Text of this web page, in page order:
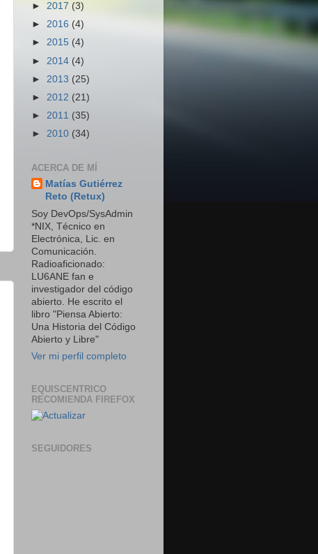
► 2017 (3)
► 2016 (4)
► 2015 (4)
► 2014 (4)
► 2013 (25)
► 2012 (21)
► 2011 (35)
► 2010 (34)
ACERCA DE MÍ
Matías Gutiérrez
Reto (Retux)
Soy DevOps/SysAdmin
*NIX, Técnico en
Electrónica, Lic. en
Comunicación.
Radioaficionado:
LU6ANE fan e
investigador del código
abierto. He escrito el
libro "Piensa Abierto:
Una Historia del Código
Abierto y Libre"
Ver mi perfil completo
EQUISCENTRICO
RECOMIENDA FIREFOX
SEGUIDORES